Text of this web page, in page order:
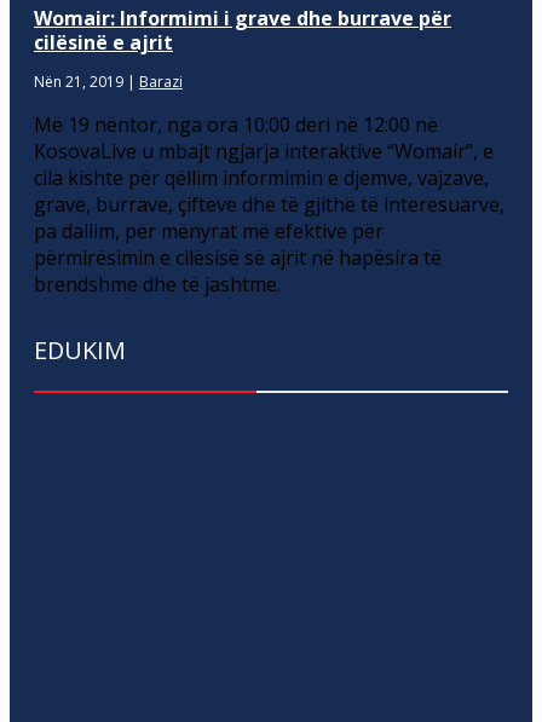
Womair: Informimi i grave dhe burrave për
cilësinë e ajrit
Nën 21, 2019 | Barazi
Më 19 nëntor, nga ora 10:00 deri në 12:00 në
KosovaLive u mbajt ngjarja interaktive “Womair”, e
cila kishte për qëllim informimin e djemve, vajzave,
grave, burrave, çifteve dhe të gjithë të interesuarve,
pa dallim, për mënyrat më efektive për
përmirësimin e cilësisë së ajrit në hapësira të
brendshme dhe të jashtme.
EDUKIM